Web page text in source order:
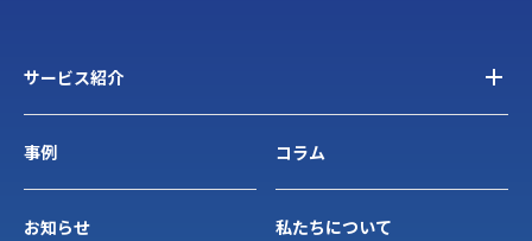
サービス紹介
事例 コラム
お知らせ 私たちについて